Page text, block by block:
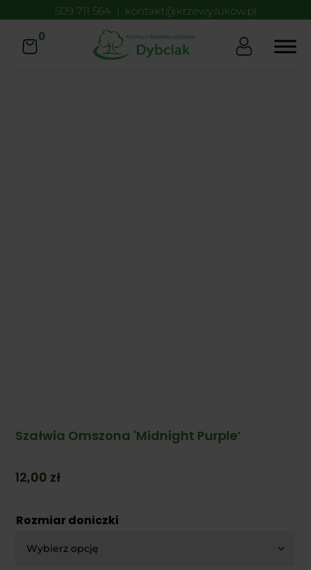
509 711 564 | kontakt@krzewy.lukow.pl
0
Szałwia Omszona 'Midnight Purple’
12,00 zł
Rozmiar doniczki